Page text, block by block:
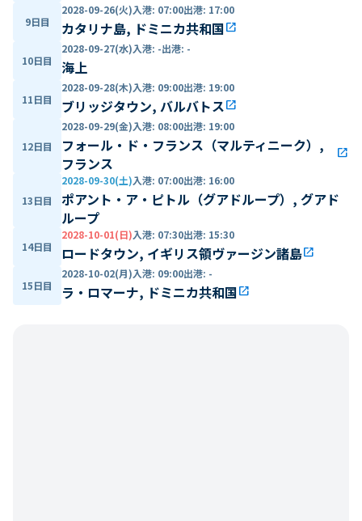
9日目
2028-09-26(火)入港: 07:00出港: 17:00
カタリナ島, ドミニカ共和国open_in_new
10日目
2028-09-27(水)入港: -出港: -
海上
11日目
2028-09-28(木)入港: 09:00出港: 19:00
ブリッジタウン, バルバトスopen_in_new
12日目
2028-09-29(金)入港: 08:00出港: 19:00
フォール・ド・フランス（マルティニーク）,
フランス
open_in_new
13日目
2028-09-30(土)入港: 07:00出港: 16:00
ポアント・ア・ピトル（グアドループ）, グアド
ループ
14日目
2028-10-01(日)入港: 07:30出港: 15:30
ロードタウン, イギリス領ヴァージン諸島open_in_new
15日目
2028-10-02(月)入港: 09:00出港: -
ラ・ロマーナ, ドミニカ共和国open_in_new